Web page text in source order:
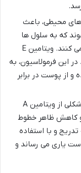
های محیطی، باعث
که به سلول ها
آسیب رسانده و فرآیند پیری را تسریع می کنند. ویتامین E
این فرمولاسیون، به
از پوست در برابر
حضور رتینیل پالمیتات، که شکلی از ویتامین A
و کاهش ظاهر خطوط
و با استفاده
یاری می رساند و